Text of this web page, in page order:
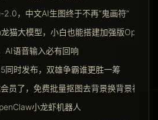
，中文AI生图终于不再“鬼画符”
猫大模型，小白也能搭建加强版
AI语音输入必有回响
同时发布，双雄争霸谁更胜一筹
员了，免费批量抠图去背景换背景神器
小龙虾机器人